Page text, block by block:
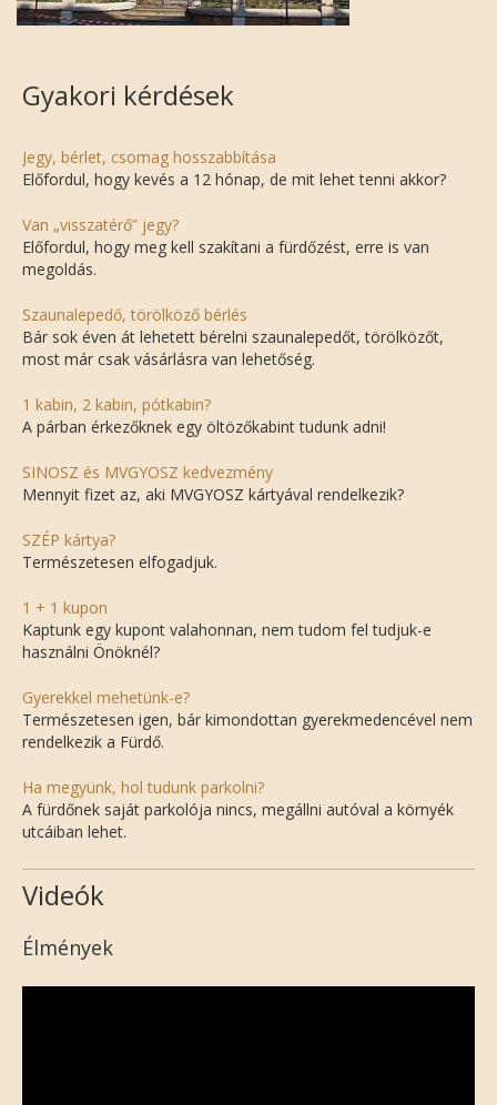
Gyakori kérdések
Jegy, bérlet, csomag hosszabbítása
Előfordul, hogy kevés a 12 hónap, de mit lehet tenni akkor?
Van „visszatérő” jegy?
Előfordul, hogy meg kell szakítani a fürdőzést, erre is van
megoldás.
Szaunalepedő, törölköző bérlés
Bár sok éven át lehetett bérelni szaunalepedőt, törölközőt,
most már csak vásárlásra van lehetőség.
1 kabin, 2 kabin, pótkabin?
A párban érkezőknek egy öltözőkabint tudunk adni!
SINOSZ és MVGYOSZ kedvezmény
Mennyit fizet az, aki MVGYOSZ kártyával rendelkezik?
SZÉP kártya?
Természetesen elfogadjuk.
1 + 1 kupon
Kaptunk egy kupont valahonnan, nem tudom fel tudjuk-e
használni Önöknél?
Gyerekkel mehetünk-e?
Természetesen igen, bár kimondottan gyerekmedencével nem
rendelkezik a Fürdő.
Ha megyünk, hol tudunk parkolni?
A fürdőnek saját parkolója nincs, megállni autóval a környék
utcáiban lehet.
Videók
Élmények